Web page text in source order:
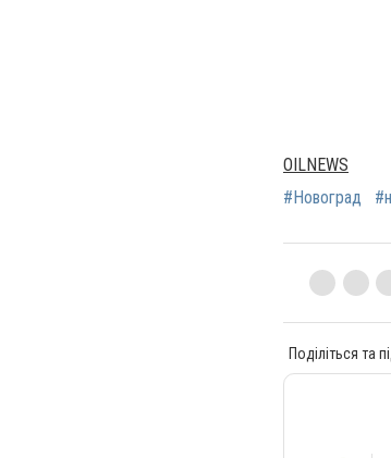
OILNEWS
#Новоград
Поділіться та